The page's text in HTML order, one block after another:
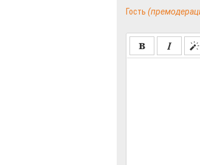
Гость